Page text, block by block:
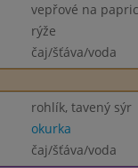
vepřové na
rýže
čaj/šťáva/voda
rohlík, tavený sýr
okurka
čaj/šťáva/voda